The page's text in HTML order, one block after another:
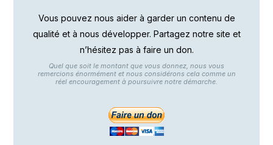
Vous pouvez nous aider à garder un contenu de
qualité et à nous développer. Partagez notre site et
n’hésitez pas à faire un don.
Quel que soit le montant que vous donnez, nous vous
remercions énormément et nous considérons cela comme un
réel encouragement à poursuivre notre démarche.